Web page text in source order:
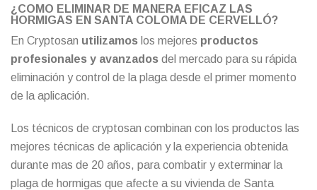
¿COMO ELIMINAR DE MANERA EFICAZ LAS
HORMIGAS EN SANTA COLOMA DE CERVELLÓ?
En Cryptosan utilizamos los mejores productos
profesionales y avanzados del mercado para su rápida
eliminación y control de la plaga desde el primer momento
de la aplicación.
Los técnicos de cryptosan combinan con los productos las
mejores técnicas de aplicación y la experiencia obtenida
durante mas de 20 años, para combatir y exterminar la
plaga de hormigas que afecte a su vivienda de Santa